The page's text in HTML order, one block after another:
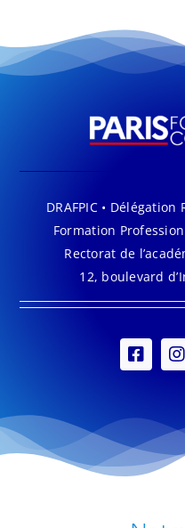
DRAFPIC •
Formation
Rectorat de
12, boulevard